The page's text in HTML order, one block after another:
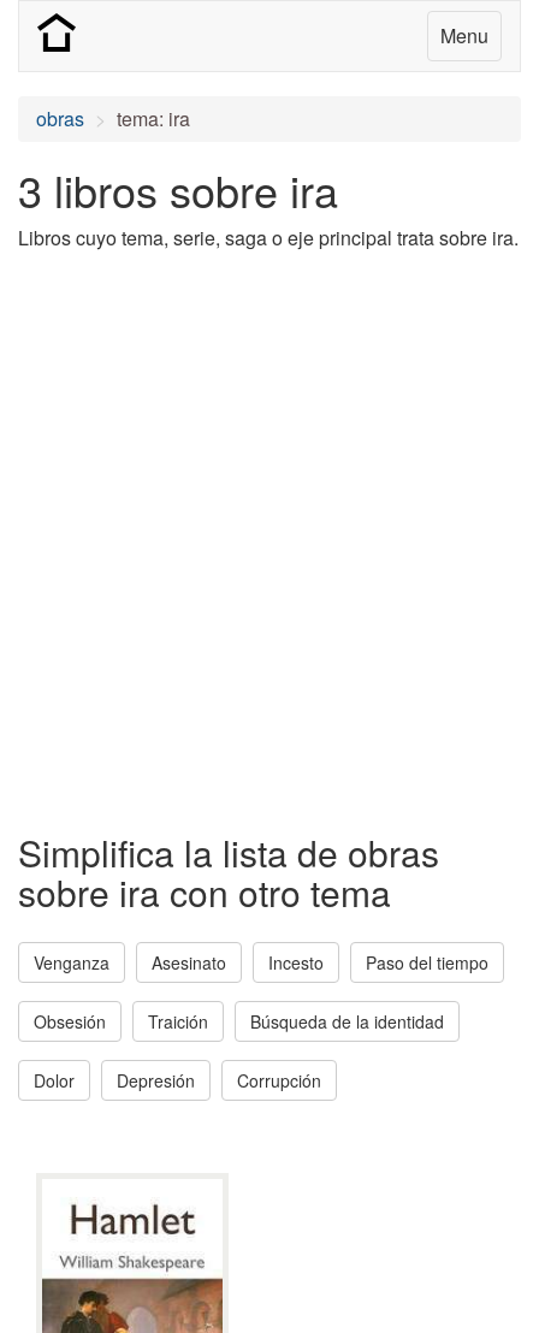
Menu
obras tema: ira
3 libros sobre ira
Libros cuyo tema, serie, saga o eje principal trata sobre ira.
Simplifica la lista de obras
sobre ira con otro tema
Venganza Asesinato Incesto Paso del tiempo
Obsesión Traición Búsqueda de la identidad
Dolor Depresión Corrupción